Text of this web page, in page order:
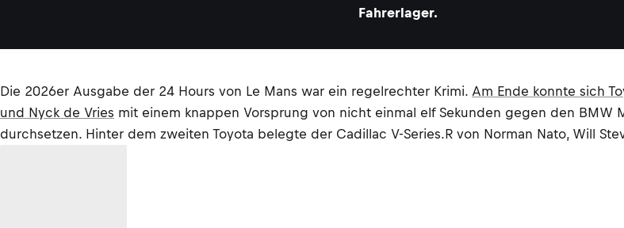
Fahrerlager.
Die 2026er Ausgabe der 24 Hours von Le Mans war ein regelrechter Krimi. Am Ende konnte sich
und Nyck de Vries mit einem knappen Vorsprung von nicht einmal elf Sekunden gegen den BMW
durchsetzen. Hinter dem zweiten Toyota belegte der Cadillac V-Series.R von Norman Nato, Will